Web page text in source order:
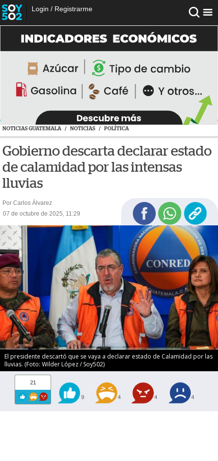
Login / Registrarme
NOTICIAS GUATEMALA / NOTICIAS / POLÍTICA
Gobierno descarta declarar estado
de calamidad por las intensas
lluvias
Por Carlos Álvarez
07 de octubre de 2025, 11:29
El presidente descartó que se vaya a declarar estado de Calamidad por las
lluvias. (Foto: Wilder López / Soy502)
21
9 4 4 4